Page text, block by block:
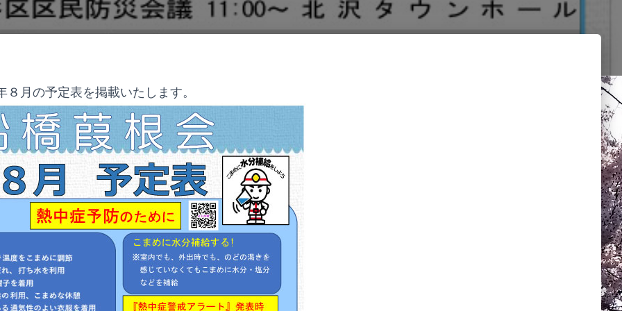
８月の予定表を掲載いたします。